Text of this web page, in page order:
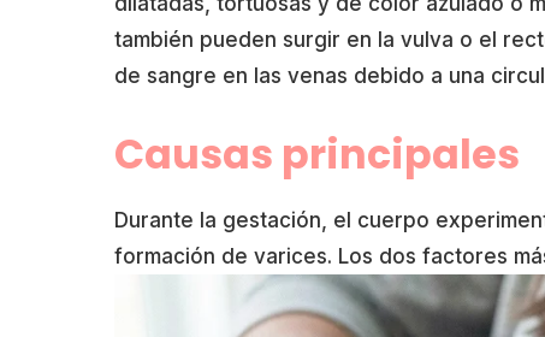
también pueden surgir en la vulva o el
de sangre en las venas debido a una
Causas principales
Durante la gestación, el cuerpo
formación de varices. Los dos factores